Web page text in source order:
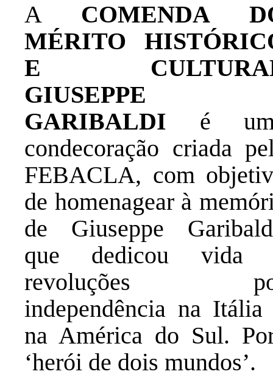
A COMENDA
MÉRITO
E
GIUSEPPE
GARIBALDI é
condecoração criada
FEBACLA, com
de homenagear à
de Giuseppe
que dedicou vida
revoluções
independência na Itália
na América do Sul.
‘herói de dois mundos’.